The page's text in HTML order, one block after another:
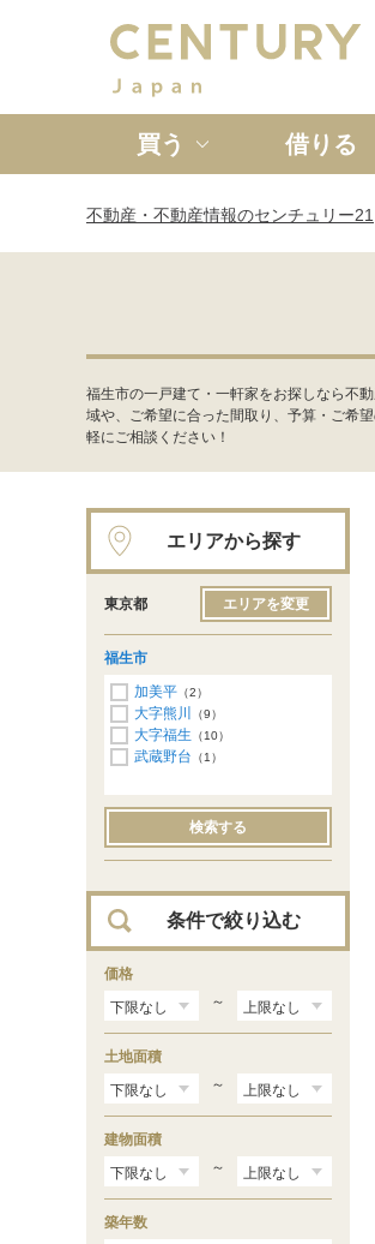
買う
新築一戸建て
借りる
不動産・不動産情報のセンチュリー21
福生市の一戸建て・一軒家をお探しなら不
域や、ご希望に合った間取り、予算・ご希
軽にご相談ください！
エリアから探す
東京都 エリアを変更
福生市
加美平 （2）
大字熊川 （9）
大字福生 （10）
武蔵野台 （1）
検索する
条件で絞り込む
価格
～
土地面積
～
建物面積
～
築年数